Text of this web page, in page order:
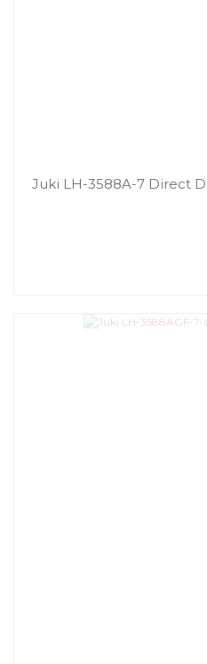
Juki LH-3588A-7 Direct